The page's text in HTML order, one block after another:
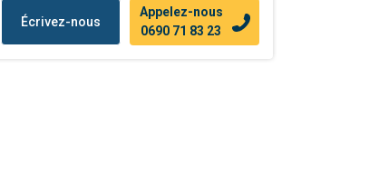
Écrivez-nous
Appelez-nous
0690 71 83 23